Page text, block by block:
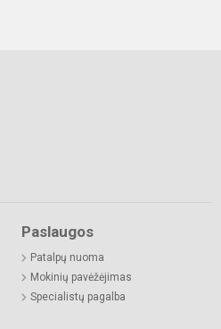
Paslaugos
Patalpų nuoma
Mokinių pavėžėjimas
Specialistų pagalba